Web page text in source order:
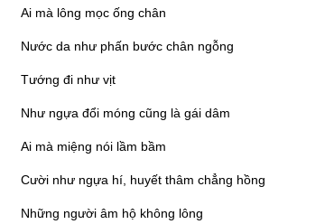
Ai mà lông mọc ống chân
Nước da như phấn bước chân ngỗng
Tướng đi như vịt
Như ngựa đổi móng cũng là gái dâm
Ai mà miệng nói lầm bầm
Cười như ngựa hí, huyết thâm chẳng hồng
Những người âm hộ không lông